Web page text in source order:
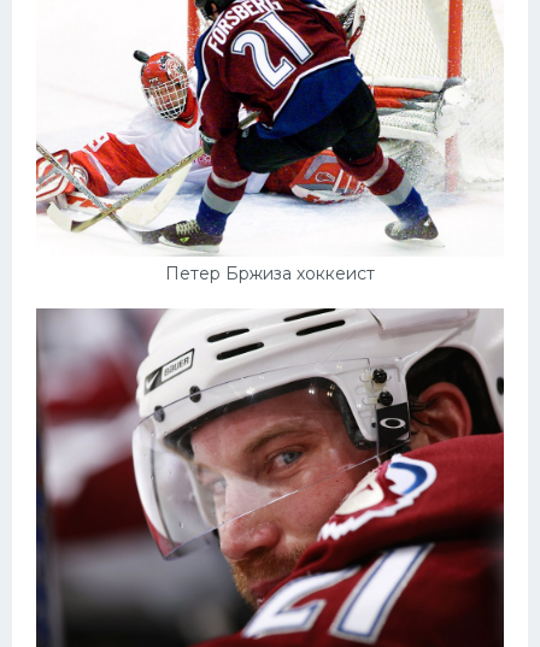
Петер Бржиза хоккеист